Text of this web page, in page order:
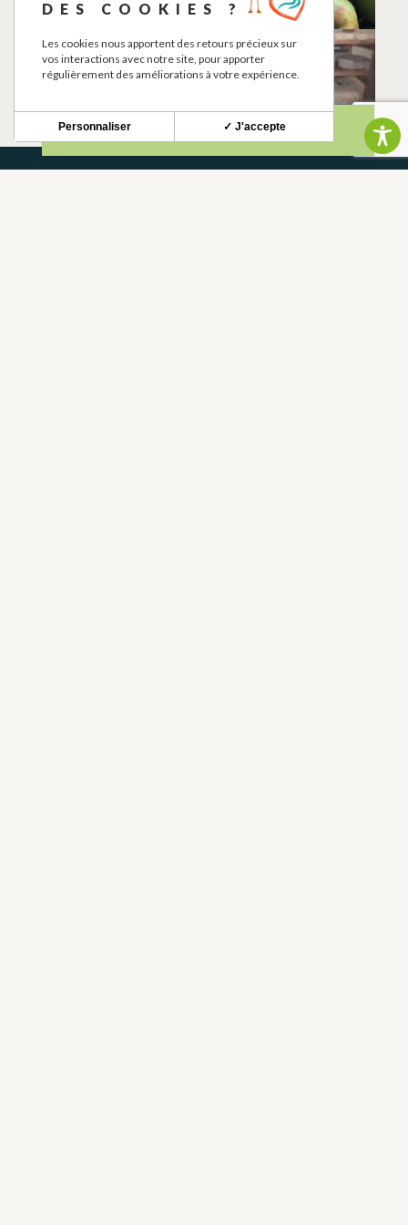
ECURIE ESTELUCIA
MONDAVEZAN
LA FERME DE
CHANTELOUP
DES COOKIES ?
Les cookies nous apportent des retours précieux sur
vos interactions avec notre site, pour apporter
régulièrement des améliorations à votre expérience.
✓ J'accepte
Personnaliser